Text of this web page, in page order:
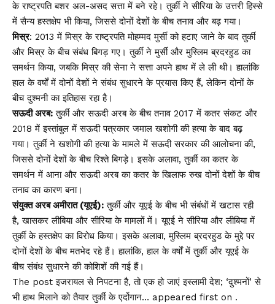
के राष्ट्रपति बशर अल-असद सत्ता में बने रहे। तुर्की ने सीरिया के उत्तरी हिस्से
में सैन्य हस्तक्षेप भी किया, जिससे दोनों देशों के बीच तनाव और बढ़ गया।
मिस्र: 2013 में मिस्र के राष्ट्रपति मोहम्मद मुर्सी को हटाए जाने के बाद तुर्की
और मिस्र के बीच संबंध बिगड़ गए। तुर्की ने मुर्सी और मुस्लिम ब्रदरहुड का
समर्थन किया, जबकि मिस्र की सेना ने सत्ता अपने हाथ में ले ली थी। हालांकि
हाल के वर्षों में दोनों देशों ने संबंध सुधारने के प्रयास किए हैं, लेकिन दोनों के
बीच दुश्मनी का इतिहास रहा है।
सऊदी अरब: तुर्की और सऊदी अरब के बीच तनाव 2017 में कतर संकट और
2018 में इस्तांबुल में सऊदी पत्रकार जमाल खशोगी की हत्या के बाद बढ़
गया। तुर्की ने खशोगी की हत्या के मामले में सऊदी सरकार की आलोचना की,
जिससे दोनों देशों के बीच रिश्ते बिगड़े। इसके अलावा, तुर्की का कतर के
समर्थन में आना और सऊदी अरब का कतर के खिलाफ रुख दोनों देशों के बीच
तनाव का कारण बना।
संयुक्त अरब अमीरात (यूएई): तुर्की और यूएई के बीच भी संबंधों में खटास रही
है, खासकर लीबिया और सीरिया के मामलों में। यूएई ने सीरिया और लीबिया में
तुर्की के हस्तक्षेप का विरोध किया। इसके अलावा, मुस्लिम ब्रदरहुड के मुद्दे पर
दोनों देशों के बीच मतभेद रहे हैं। हालांकि, हाल के वर्षों में तुर्की और यूएई के
बीच संबंध सुधारने की कोशिशें की गई हैं।
The post इजरायल से निपटना है, तो एक हो जाएं इस्लामी देश; ‘दुश्मनों’ से
भी हाथ मिलाने को तैयार तुर्की के एर्दोगान… appeared first on .